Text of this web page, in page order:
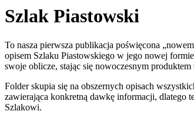
Szlak Piastowski
To nasza pierwsza publikacja poświęcona
opisem Szlaku Piastowskiego w jego nowej
swoje oblicze, stając się nowoczesnym
Folder skupia się na obszernych opisach
zawierająca konkretną dawkę informacji, dlatego
Szlakowi.